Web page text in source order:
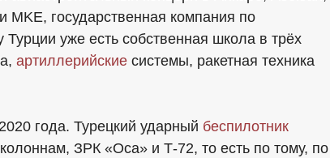
MKE, государственная компания по
уже есть собственная школа в трёх
артиллерийские системы, ракетная техника
года. Турецкий ударный беспилотник
ЗРК «Оса» и Т-72, то есть по тому, по